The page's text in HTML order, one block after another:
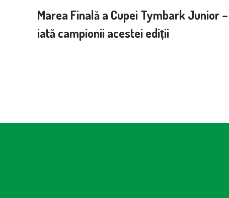
Marea Finală a Cupei Tymbark Junior –
iată campionii acestei ediții